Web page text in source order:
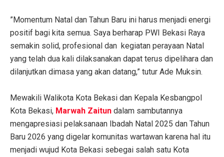
‎”Momentum Natal dan Tahun Baru ini harus menjadi energi
positif bagi kita semua. Saya berharap PWI Bekasi Raya
semakin solid, profesional dan kegiatan perayaan Natal
yang telah dua kali dilaksanakan dapat terus dipelihara dan
dilanjutkan dimasa yang akan datang,” tutur Ade Muksin.
‎Mewakili Walikota Kota Bekasi dan Kepala Kesbangpol
Kota Bekasi, Marwah Zaitun dalam sambutannya
mengapresiasi pelaksanaan Ibadah Natal 2025 dan Tahun
Baru 2026 yang digelar komunitas wartawan karena hal itu
menjadi wujud Kota Bekasi sebegai salah satu Kota